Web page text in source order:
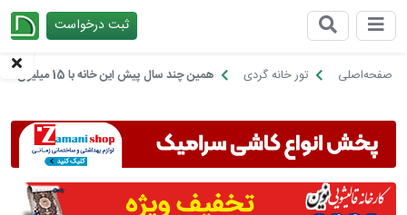
ثبت درخواست
صفحه‌اصلی تور خانه گردی همین چند سال پیش این خانه با 15 میلیون نونوار شد!